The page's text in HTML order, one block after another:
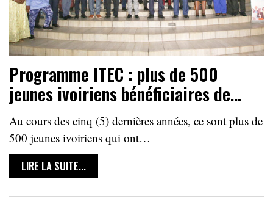
Programme ITEC : plus de 500
jeunes ivoiriens bénéficiaires de…
Au cours des cinq (5) dernières années, ce sont plus de
500 jeunes ivoiriens qui ont…
LIRE LA SUITE...